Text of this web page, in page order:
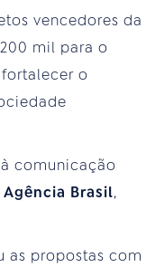
vencedores da
mil para o
o
comunicação
Agência Brasil,
as propostas com